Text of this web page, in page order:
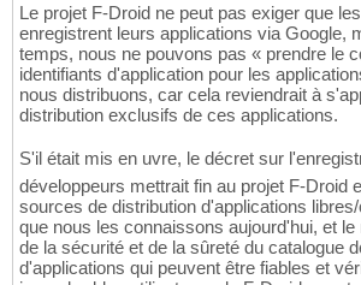
Le projet F-Droid ne peut pas exiger que
enregistrent leurs applications via Google,
temps, nous ne pouvons pas « prendre le
identifiants d'application pour les
nous distribuons, car cela reviendrait à
distribution exclusifs de ces applications.
S'il était mis en uvre, le décret sur
développeurs mettrait fin au projet F-Droid
sources de distribution d'applications
que nous les connaissons aujourd'hui, et
de la sécurité et de la sûreté du catalogue
d'applications qui peuvent être fiables et